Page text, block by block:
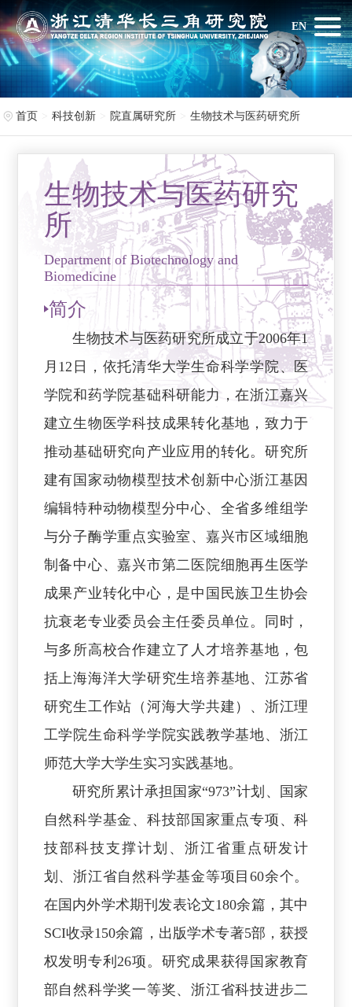
EN
首页 科技创新 院直属研究所 生物技术与医药研究所
生物技术与医药研究
所
Department of Biotechnology and
Biomedicine
简介
生物技术与医药研究所成立于2006年1
月12日，依托清华大学生命科学学院、医
学院和药学院基础科研能力，在浙江嘉兴
建立生物医学科技成果转化基地，致力于
推动基础研究向产业应用的转化。研究所
建有国家动物模型技术创新中心浙江基因
编辑特种动物模型分中心、全省多维组学
与分子酶学重点实验室、嘉兴市区域细胞
制备中心、嘉兴市第二医院细胞再生医学
成果产业转化中心，是中国民族卫生协会
抗衰老专业委员会主任委员单位。同时，
与多所高校合作建立了人才培养基地，包
括上海海洋大学研究生培养基地、江苏省
研究生工作站（河海大学共建）、浙江理
工学院生命科学学院实践教学基地、浙江
师范大学大学生实习实践基地。
研究所累计承担国家“973”计划、国家
自然科学基金、科技部国家重点专项、科
技部科技支撑计划、浙江省重点研发计
划、浙江省自然科学基金等项目60余个。
在国内外学术期刊发表论文180余篇，其中
SCI收录150余篇，出版学术专著5部，获授
权发明专利26项。研究成果获得国家教育
部自然科学奖一等奖、浙江省科技进步二